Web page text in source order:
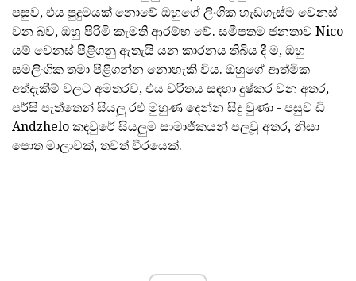
පසුව, එය පුදුමයක් නොවේ ඔහුගේ ලිංගික හැඩගැස්ම වෙනස්
වන බව, ඔහු පිරිමි කැමති ආරම්භ වේ. සමීපතම ජනතාව Nico
යම් වෙනස් පිළිගනු ඇතැයි යන කාරනය තිබිය දී ම, ඔහු
සමලිංගික තමා පිළිගන්න නොහැකි විය. ඔහුගේ ආත්මික
අත්දැකීම් වලට අමතරව, එය චරිතය සඳහා දුෂ්කර වන අතර,
පර්සි පැත්තෙන් සියලු රළු මුහුණ දෙන්න සිදු වුණා - පසුව ඩි
Andzhelo කඳවුරේ සියලුම සාමාජිකයන් පලවූ අතර, නිසා
පොත මාලාවක්, තවත් වීරයෙක්.